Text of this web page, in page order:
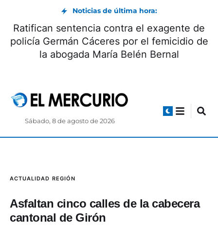
Noticias de última hora:
Ratifican sentencia contra el exagente de
policía Germán Cáceres por el femicidio de
la abogada María Belén Bernal
Sábado, 8 de agosto de 2026
ACTUALIDAD REGIÓN
Asfaltan cinco calles de la cabecera
cantonal de Girón